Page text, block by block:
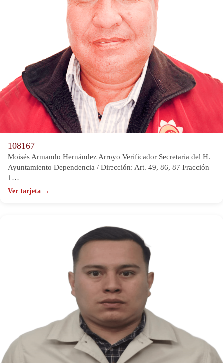
108167
Moisés Armando Hernández Arroyo Verificador Secretaria del H.
Ayuntamiento Dependencia / Dirección: Art. 49, 86, 87 Fracción
1…
Ver tarjeta →